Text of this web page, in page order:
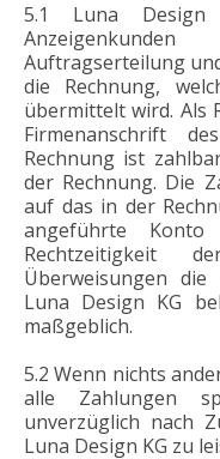
5.1 Luna
Auftragserteilung
die Rechnung,
übermittelt wird. Als
Firmenanschrift
Rechnung ist
der Rechnung. Die
auf das in der
angeführte
Rechtzeitigkeit
Überweisungen
Luna Design KG
maßgeblich.
5.2 Wenn nichts
alle Zahlungen
unverzüglich nach
Luna Design KG zu